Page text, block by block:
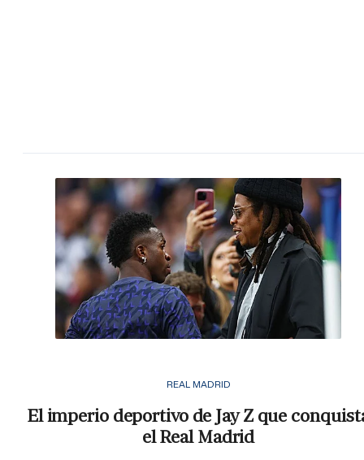
REAL MADRID
El imperio deportivo de Jay Z que
el Real Madrid